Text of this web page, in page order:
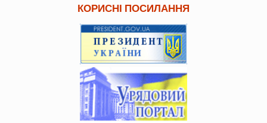
КОРИСНІ ПОСИЛАННЯ